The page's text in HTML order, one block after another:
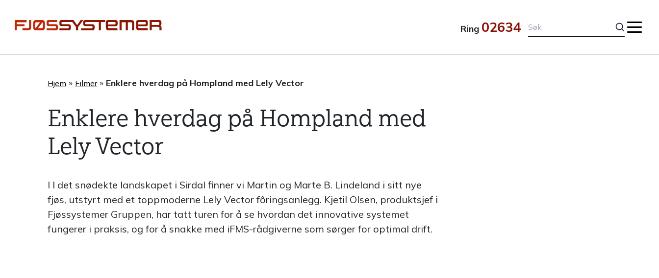
rett
Ring 02634
Hjem » Filmer» Enklere hverdag på Hompland med Lely Vector
Enklere hverdag på Hompland med
Lely Vector
I I det snødekte landskapet i Sirdal finner vi Martin og Marte B. Lindeland i sitt nye
fjøs, utstyrt med et toppmoderne Lely Vector fôringsanlegg. Kjetil Olsen, produktsjef i
Fjøssystemer Gruppen, har tatt turen for å se hvordan det innovative systemet
fungerer i praksis, og for å snakke med iFMS-rådgiverne som sørger for optimal drift.